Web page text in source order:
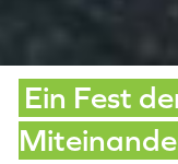
Ein Fest